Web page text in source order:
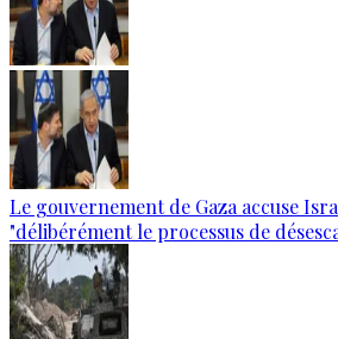
Le gouvernement de Gaza accuse
"délibérément le processus de